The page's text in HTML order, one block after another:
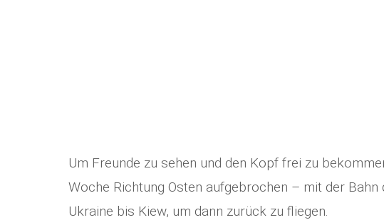
Um Freunde zu sehen und den Kopf frei zu
Woche Richtung Osten aufgebrochen – mit der
Ukraine bis Kiew, um dann zurück zu fliegen.